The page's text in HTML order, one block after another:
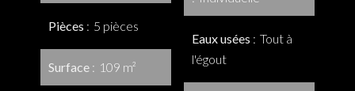
Pièces 5 pièces
Surface 109 m²
Eaux usées
Tout à
l'égout